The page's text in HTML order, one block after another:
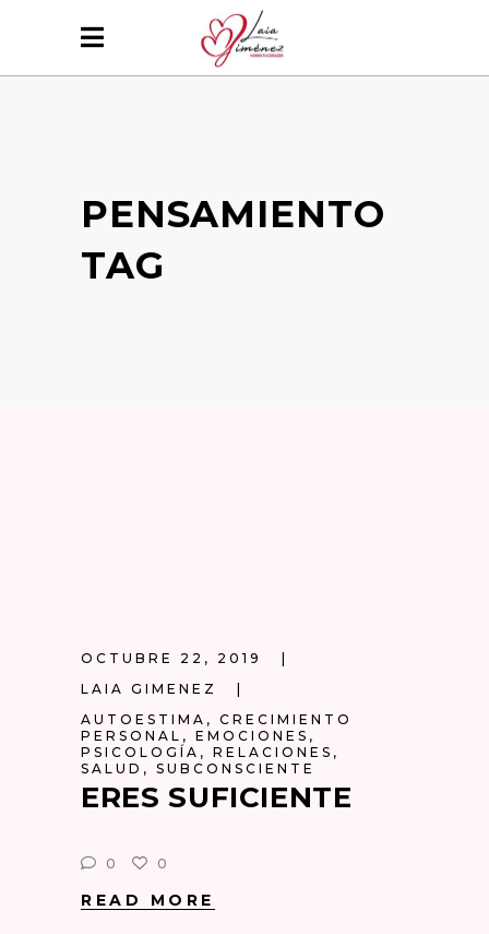
PENSAMIENTO
TAG
OCTUBRE 22, 2019
LAIA GIMENEZ
AUTOESTIMA , CRECIMIENTO
PERSONAL , EMOCIONES ,
PSICOLOGÍA , RELACIONES ,
SALUD , SUBCONSCIENTE
ERES SUFICIENTE
0 0
READ MORE